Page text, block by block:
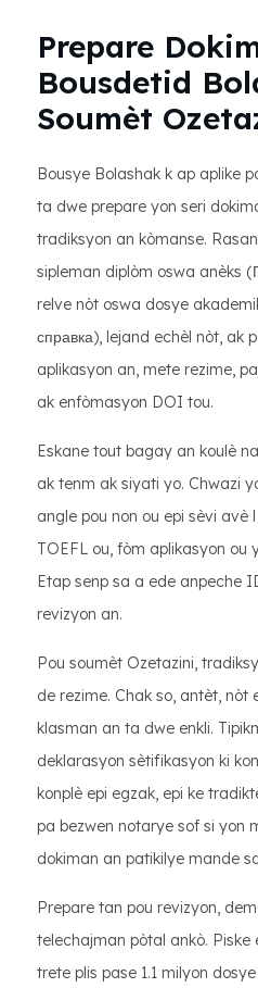
Prepare
Bousdetid
Soumèt
Bousye Bolashak k ap aplike
ta dwe prepare yon seri
tradiksyon an kòmanse.
sipleman diplòm oswa anèks
relve nòt oswa dosye
справка), lejand echèl nòt, ak
aplikasyon an, mete rezime,
ak enfòmasyon DOI tou.
Eskane tout bagay an koulè
ak tenm ak siyati yo. Chwazi
angle pou non ou epi sèvi avè
TOEFL ou, fòm aplikasyon ou
Etap senp sa a ede anpeche
revizyon an.
Pou soumèt Ozetazini,
de rezime. Chak so, antèt, nòt
klasman an ta dwe enkli.
deklarasyon sètifikasyon ki
konplè epi egzak, epi ke
pa bezwen notarye sof si yon
dokiman an patikilye mande
Prepare tan pou revizyon,
telechajman pòtal ankò. Piske
trete plis pase 1.1 milyon